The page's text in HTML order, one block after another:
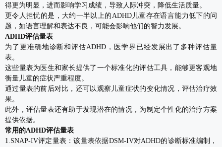
得更为明显，进而影响学习成绩，导致人际冲突，降低生活质量。
更令人担忧的是，大约一半以上的ADHD儿童存在语言能力低下的问
题，如语言理解和表达不良，可能会影响他们的智力发展。
ADHD评估量表
为了更准确地诊断和评估ADHD，医学界已经发展出了多种评估量
表。
这些量表为医生和家长提供了一个标准化的评估工具，能够更客观地
衡量儿童的症状严重程度。
通过量表的前后对比，还可以观察儿童症状的变化情况，评估治疗效
果。
此外，评估量表还有助于发现潜在的情况，为制定个性化的治疗方案
提供依据。
常用的ADHD评估量表
1.SNAP-IV评定量表：该量表依据DSM-IV对ADHD的诊断标准编制，